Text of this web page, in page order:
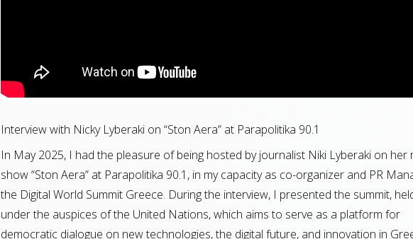
Interview with Nicky Lyberaki on “Ston Aera” at Parapolitika 90.1
In May 2025, I had the pleasure of being hosted by journalist Niki Lyberaki on her
show “Ston Aera” at Parapolitika 90.1, in my capacity as co-organizer and PR
the Digital World Summit Greece. During the interview, I presented the summit,
under the auspices of the United Nations, which aims to serve as a platform for
democratic dialogue on new technologies, the digital future, and innovation in